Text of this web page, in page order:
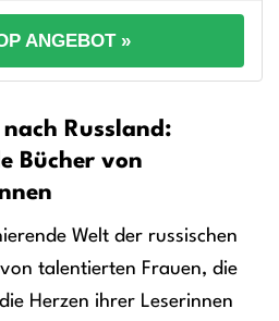
ANGEBOT »
nach Russland:
Bücher von
Welt der russischen
talentierten Frauen, die
Herzen ihrer Leserinnen